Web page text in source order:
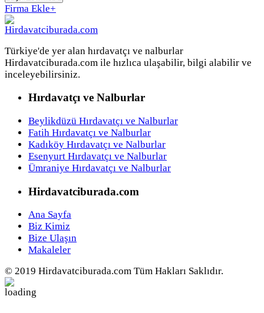
Firma Ekle+
Türkiye'de yer alan hırdavatçı ve nalburlar
Hirdavatciburada.com ile hızlıca ulaşabilir, bilgi alabilir ve
inceleyebilirsiniz.
Hırdavatçı ve Nalburlar
Beylikdüzü Hırdavatçı ve Nalburlar
Fatih Hırdavatçı ve Nalburlar
Kadıköy Hırdavatçı ve Nalburlar
Esenyurt Hırdavatçı ve Nalburlar
Ümraniye Hırdavatçı ve Nalburlar
Hirdavatciburada.com
Ana Sayfa
Biz Kimiz
Bize Ulaşın
Makaleler
© 2019 Hirdavatciburada.com Tüm Hakları Saklıdır.